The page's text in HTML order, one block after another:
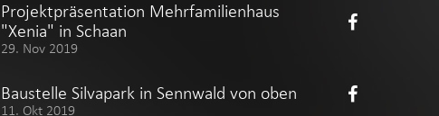
Projektpräsentation Mehrfamilienhaus
"Xenia" in Schaan
29. Nov 2019
Baustelle Silvapark in Sennwald von oben
11. Okt 2019